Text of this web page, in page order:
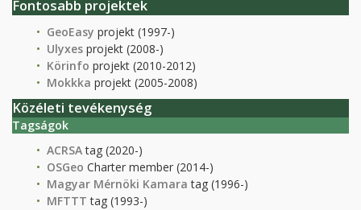
Fontosabb projektek
GeoEasy projekt (1997-)
Ulyxes projekt (2008-)
Körinfo projekt (2010-2012)
Mokkka projekt (2005-2008)
Közéleti tevékenység
Tagságok
ACRSAtag (2020-)
OSGeo Charter member (2014-)
Magyar Mérnöki Kamara tag (1996-)
MFTTT tag (1993-)